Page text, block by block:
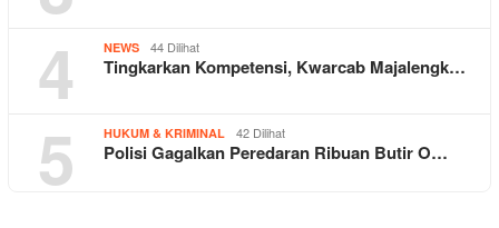
4 NEWS 44 Dilihat
Tingkarkan Kompetensi, Kwarcab Majalengk…
5 HUKUM & KRIMINAL 42 Dilihat
Polisi Gagalkan Peredaran Ribuan Butir O…